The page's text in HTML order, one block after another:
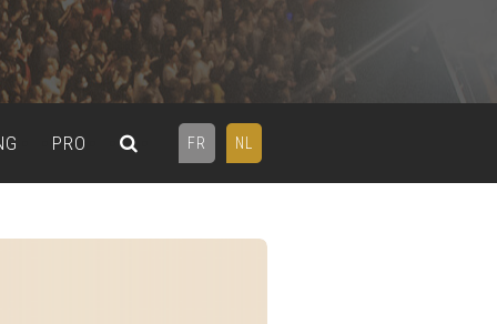
FR NL
PRO